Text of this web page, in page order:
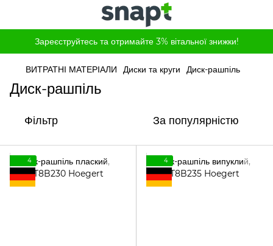
Зареєструйтесь та отримайте 3% вітальної знижки!
ВИТРАТНІ МАТЕРІАЛИ Диски та круги Диск-рашпіль
Диск-рашпіль
Фільтр За популярністю
4 4